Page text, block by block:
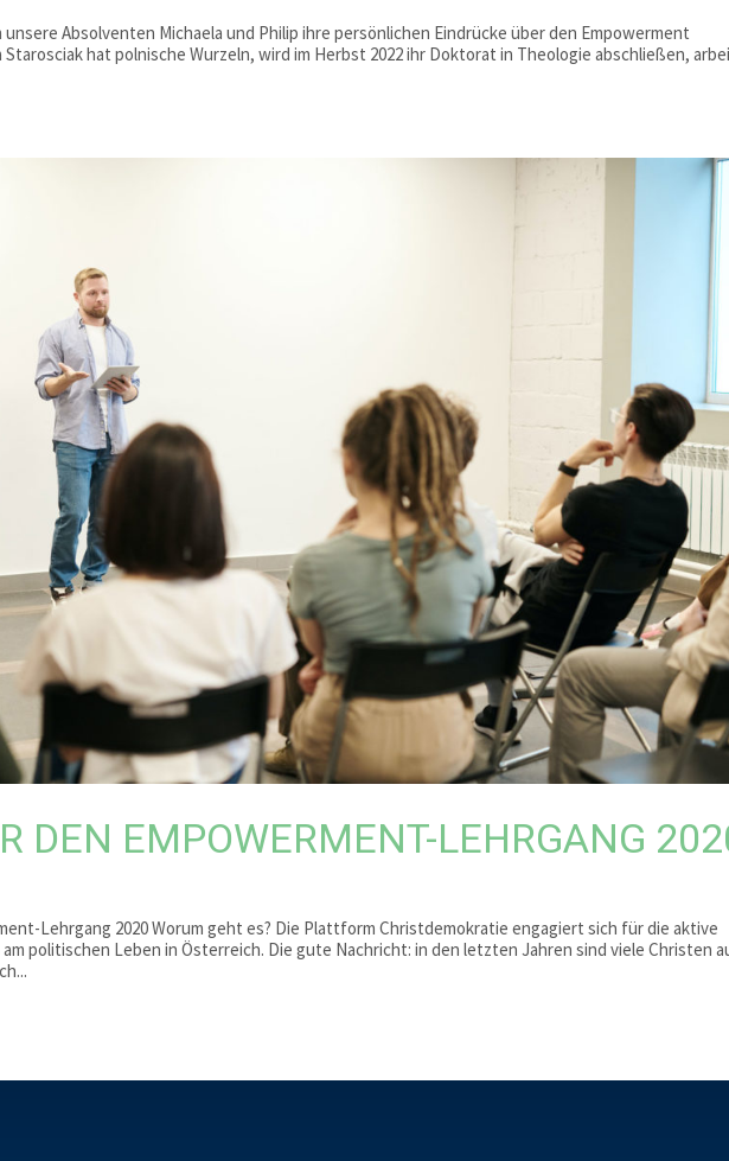
Absolventen Michaela und Philip ihre persönlichen Eindrücke über den Empowerment
hat polnische Wurzeln, wird im Herbst 2022 ihr Doktorat in Theologie abschließen,
DEN EMPOWERMENT-LEHRGANG
Lehrgang 2020 Worum geht es? Die Plattform Christdemokratie engagiert sich für die aktive
politischen Leben in Österreich. Die gute Nachricht: in den letzten Jahren sind viele Christen